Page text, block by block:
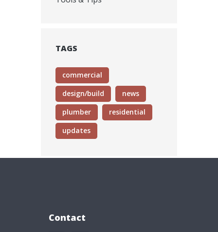
TAGS
commercial
design/build
news
plumber
residential
updates
Contact